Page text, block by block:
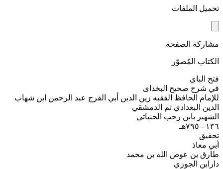
تحميل الملفات
مشاركة الصفحة
الكتاب المُصوّر
فتح الباي
في شرح صحيح البخداى
للإمام الحافظ الفقيه زين الدين أبي الفرج عبد الرحمن ابن شهاب
الدين البغدادي ثم الدمشقي
الشهير بابن رجب الحنباتي
١٣٦ - ٧٩٥هـ
تحقيق
أبي معاذ
طارق بن عوض الله بن محمد
دارابن الجوزي